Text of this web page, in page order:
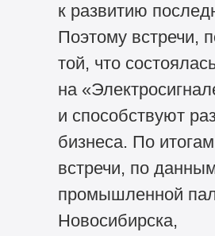
к развитию
Поэтому встречи,
той, что
на
и способствуют
бизнеса. По
встречи, по
промышленной
Новосибирска,